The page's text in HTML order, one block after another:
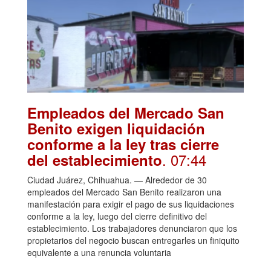
Empleados del Mercado San
Benito exigen liquidación
conforme a la ley tras cierre
del establecimiento. 07:44
Ciudad Juárez, Chihuahua. — Alrededor de 30
empleados del Mercado San Benito realizaron una
manifestación para exigir el pago de sus liquidaciones
conforme a la ley, luego del cierre definitivo del
establecimiento. Los trabajadores denunciaron que los
propietarios del negocio buscan entregarles un finiquito
equivalente a una renuncia voluntaria